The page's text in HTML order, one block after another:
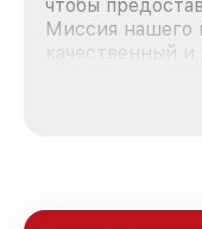
чтобы
Миссия нашего
качественный
каждого
зависимости